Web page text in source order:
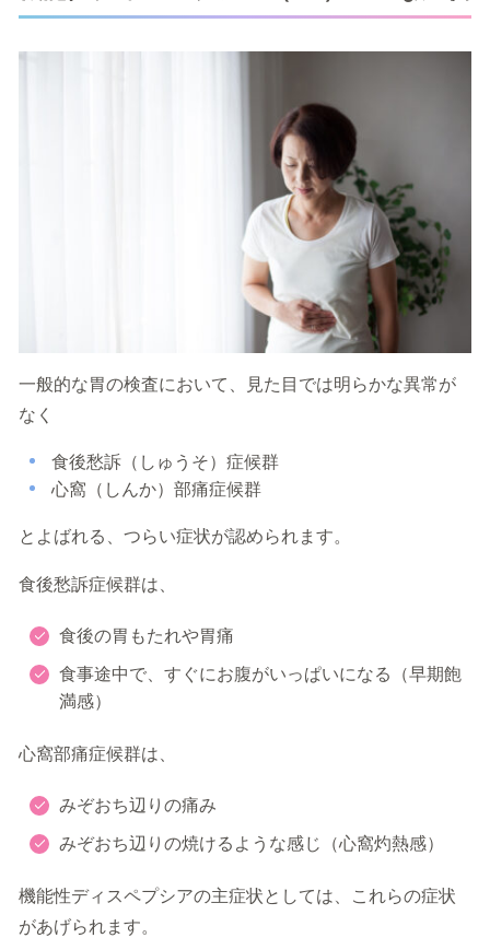
一般的な胃の検査において、見た目では明らかな異常が
なく
食後愁訴（しゅうそ）症候群
心窩（しんか）部痛症候群
とよばれる、つらい症状が認められます。
食後愁訴症候群は、
食後の胃もたれや胃痛
食事途中で、すぐにお腹がいっぱいになる（早期飽
満感）
心窩部痛症候群は、
みぞおち辺りの痛み
みぞおち辺りの焼けるような感じ（心窩灼熱感）
機能性ディスペプシアの主症状としては、これらの症状
があげられます。